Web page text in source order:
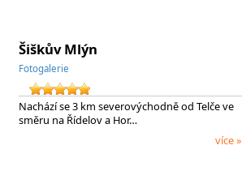
Šiškův Mlýn
Fotogalerie
Nachází se 3 km severovýchodně od Telče ve
směru na Řídelov a Hor…
více »